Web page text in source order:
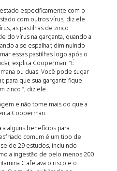
especificamente com o
com outros vírus, diz ele.
as pastilhas de zinco
do vírus na garganta, quando a
a se espalhar, diminuindo
essas pastilhas logo após o
explica Cooperman. “É
ou duas. Você pode sugar
para que sua garganta fique
zinco ”, diz ele.
e não tome mais do que a
Cooperman.
a alguns benefícios para
comum é um tipo de
de 29 estudos, incluindo
a ingestão de pelo menos 200
C afetava o risco e o